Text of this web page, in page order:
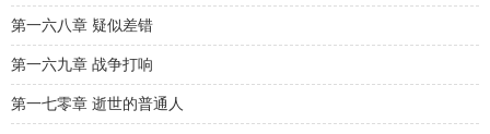
第一六八章 疑似差错
第一六九章 战争打响
第一七零章 逝世的普通人